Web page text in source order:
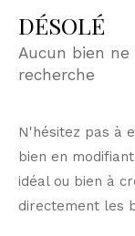
DÉSOLÉ
Aucun bien
recherche
N'hésitez pas à
bien en
idéal ou bien à
directement les